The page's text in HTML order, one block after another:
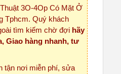
3O-4Op Có Mặt Ở
Tphcm. Quý khách
tìm kiếm chờ đợi hãy
Giao hàng nhanh, tư
tận nơi miễn phí, sửa